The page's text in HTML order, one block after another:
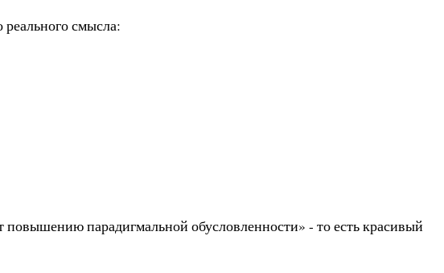
реального смысла:
парадигмальной обусловленности» - то есть красивый